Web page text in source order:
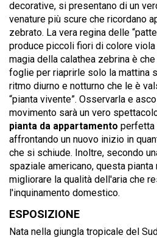
decorative, si presentano di un
venature più scure che ricordano
zebrato. La vera regina delle
produce piccoli fiori di colore
magia della calathea zebrina è
foglie per riaprirle solo la mattina
ritmo diurno e notturno che le è
“pianta vivente”. Osservarla e
movimento sarà un vero
pianta da appartamento perfetta
affrontando un nuovo inizio in
che si schiude. Inoltre, secondo
spaziale americano, questa
migliorare la qualità dell'aria che
l'inquinamento domestico.
ESPOSIZIONE
Nata nella giungla tropicale del